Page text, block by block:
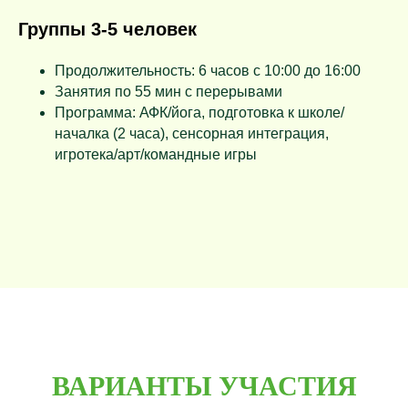
Группы 3-5 человек
Продолжительность: 6 часов с 10:00 до 16:00
Занятия по 55 мин с перерывами
Программа: АФК/йога, подготовка к школе/
началка (2 часа), сенсорная интеграция,
игротека/арт/командные игры
ВАРИАНТЫ УЧАСТИЯ